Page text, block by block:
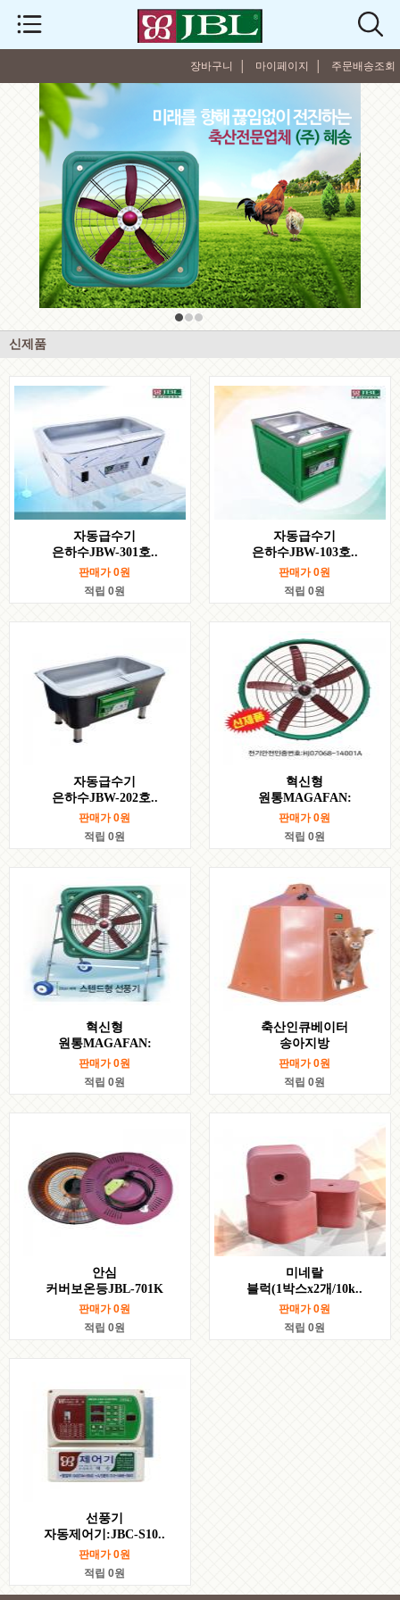
주문배송조회
마이페이지 │
장바구니 │
신제품
자동급수기
은하수JBW-301호..
판매가0원
적립 0원
자동급수기
은하수JBW-103호..
판매가0원
적립 0원
자동급수기
은하수JBW-202호..
판매가0원
적립 0원
혁신형
원통MAGAFAN:
판매가0원
적립 0원
혁신형
원통MAGAFAN:
판매가0원
적립 0원
축산인큐베이터
송아지방
판매가0원
적립 0원
안심
커버보온등JBL-701K
판매가0원
적립 0원
미네랄
블럭(1박스x2개/10k..
판매가0원
적립 0원
선풍기
자동제어기:JBC-S10..
판매가0원
적립 0원